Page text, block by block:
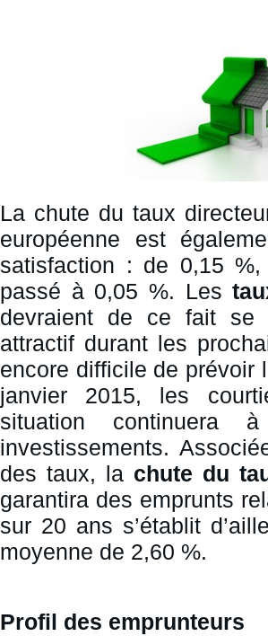
La chute du taux
européenne est
satisfaction : de 0,15
passé à 0,05 %. Les
devraient de ce fait se
attractif durant les
encore difficile de prévoir
janvier 2015, les
situation continuera
investissements.
des taux, la chute du
garantira des emprunts
sur 20 ans s’établit
moyenne de 2,60 %.
Profil des emprunteurs